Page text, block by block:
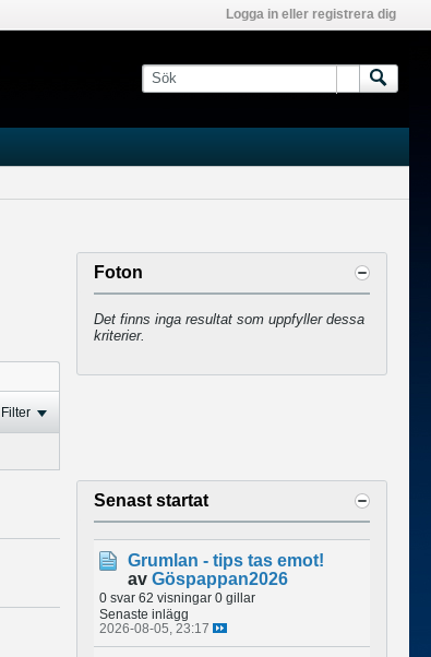
Logga in eller registrera dig
Filter
Foton
Det finns inga resultat som uppfyller dessa
kriterier.
Senast startat
Grumlan - tips tas emot!
av Göspappan2026
0 svar 62 visningar 0 gillar
Senaste inlägg
2026-08-05, 23:17